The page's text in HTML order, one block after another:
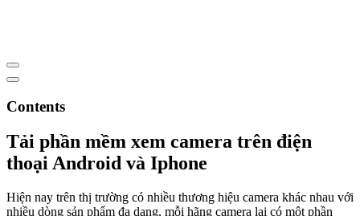
Contents
Tải phần mềm xem camera trên điện
thoại Android và Iphone
Hiện nay trên thị trường có nhiều thương hiệu camera khác nhau với
nhiều dòng sản phẩm đa dạng, mỗi hãng camera lại có một phần